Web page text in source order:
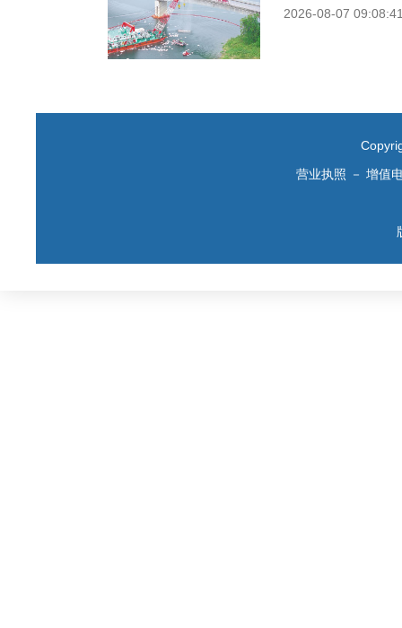
2026-08-07
营业执照 － 增值